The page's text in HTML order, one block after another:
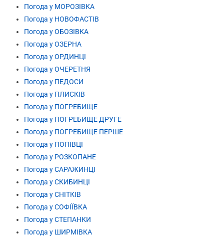
Погода у МОРОЗІВКА
Погода у НОВОФАСТІВ
Погода у ОБОЗІВКА
Погода у ОЗЕРНА
Погода у ОРДИНЦІ
Погода у ОЧЕРЕТНЯ
Погода у ПЕДОСИ
Погода у ПЛИСКІВ
Погода у ПОГРЕБИЩЕ
Погода у ПОГРЕБИЩЕ ДРУГЕ
Погода у ПОГРЕБИЩЕ ПЕРШЕ
Погода у ПОПІВЦІ
Погода у РОЗКОПАНЕ
Погода у САРАЖИНЦІ
Погода у СКИБИНЦІ
Погода у СНІТКІВ
Погода у СОФІЇВКА
Погода у СТЕПАНКИ
Погода у ШИРМІВКА